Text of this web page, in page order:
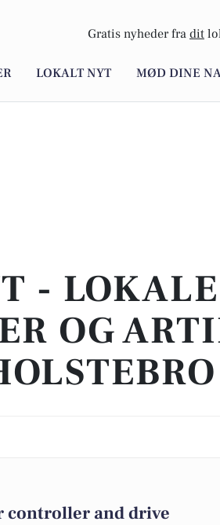
Gratis nyheder fra dit
LOKALT NYT MØD DINE
-
OG
controller and drive